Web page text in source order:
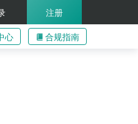
注册
心 合规指南